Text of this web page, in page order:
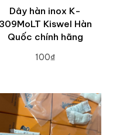
Dây hàn inox K-
309MoLT Kiswel Hàn
Quốc chính hãng
100₫